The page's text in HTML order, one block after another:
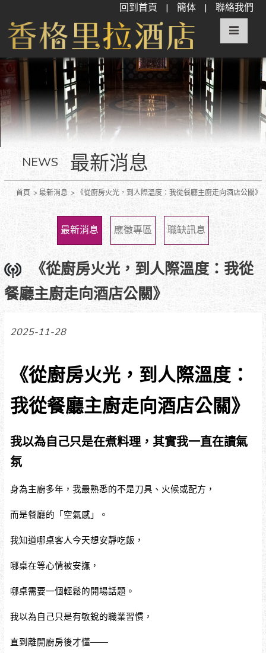
回到首頁 | 簡体 | 聯絡我們
NEWS 最新消息
首頁 最新消息 《從廚房火光，到人際溫度：我從餐廳主廚走向酒店公關》
最新消息 應徵專區 職缺訊息
《從廚房火光，到人際溫度：我從
餐廳主廚走向酒店公關》
2025-11-28
《從廚房火光，到人際溫度：
我從餐廳主廚走向酒店公關》
我以為自己只是在煮料理，其實我一直在讀氣
氛
身為主廚多年，我最熟悉的不是刀具、火候或配方，
而是餐廳的「空氣感」。
我知道哪桌客人今天想安靜吃飯，
哪桌在等心情被安撫，
哪桌需要一個輕鬆的開場話題。
我以為自己只是有敏銳的職業習慣，
直到離開廚房後才懂——